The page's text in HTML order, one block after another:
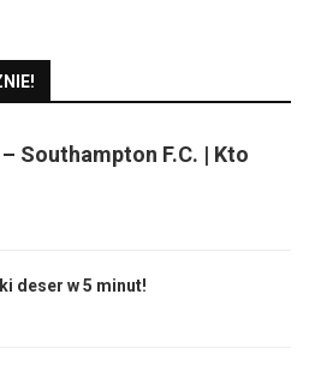
Southampton F.C. | Kto
deser w 5 minut!